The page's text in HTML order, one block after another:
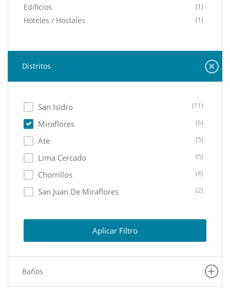
Edificios (1)
Hoteles / Hostales (1)
Distritos
San Isidro (11)
Miraflores (6)
Ate (5)
Lima Cercado (5)
Chorrillos (4)
San Juan De Miraflores (2)
La Victoria (1)
Los Olivos (1)
San Martin De Porres
Aplicar Filtro
Baños